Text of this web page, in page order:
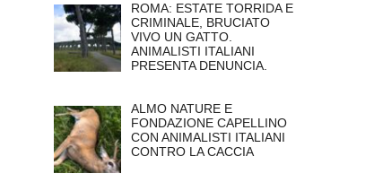
ROMA: ESTATE TORRIDA E
CRIMINALE, BRUCIATO
VIVO UN GATTO.
ANIMALISTI ITALIANI
PRESENTA DENUNCIA.
ALMO NATURE E
FONDAZIONE CAPELLINO
CON ANIMALISTI ITALIANI
CONTRO LA CACCIA